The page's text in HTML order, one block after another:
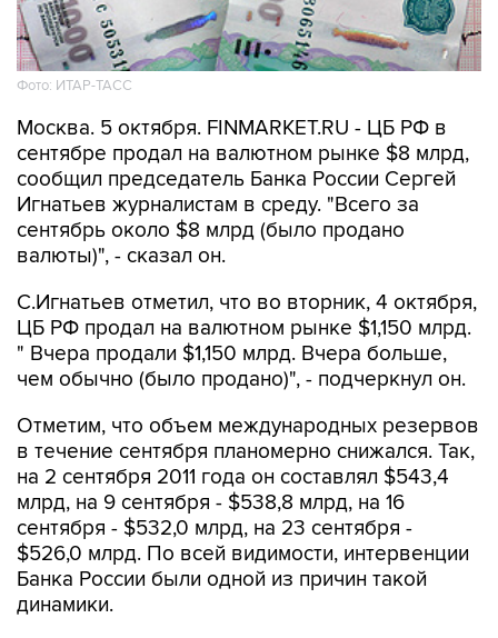
Фото: ИТАР-ТАСС
Москва. 5 октября. FINMARKET.RU - ЦБ РФ в
сентябре продал на валютном рынке $8 млрд,
сообщил председатель Банка России Сергей
Игнатьев журналистам в среду. "Всего за
сентябрь около $8 млрд (было продано
валюты)", - сказал он.
С.Игнатьев отметил, что во вторник, 4 октября,
ЦБ РФ продал на валютном рынке $1,150 млрд.
" Вчера продали $1,150 млрд. Вчера больше,
чем обычно (было продано)", - подчеркнул он.
Отметим, что объем международных резервов
в течение сентября планомерно снижался. Так,
на 2 сентября 2011 года он составлял $543,4
млрд, на 9 сентября - $538,8 млрд, на 16
сентября - $532,0 млрд, на 23 сентября -
$526,0 млрд. По всей видимости, интервенции
Банка России были одной из причин такой
динамики.